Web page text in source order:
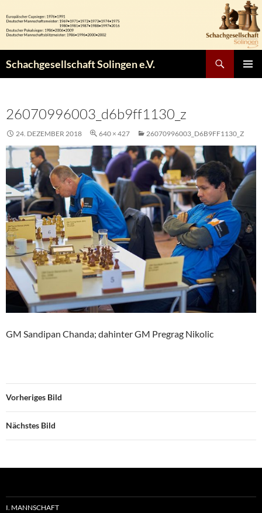
Inhalt
springen
Schachgesellschaft Solingen e.V.
26070996003_d6b9ff1130_z
24. DEZEMBER 2018 640 × 427 26070996003_D6B9FF1130_Z
GM Sandipan Chanda; dahinter GM Pregrag Nikolic
Vorheriges Bild
Nächstes Bild
I. MANNSCHAFT